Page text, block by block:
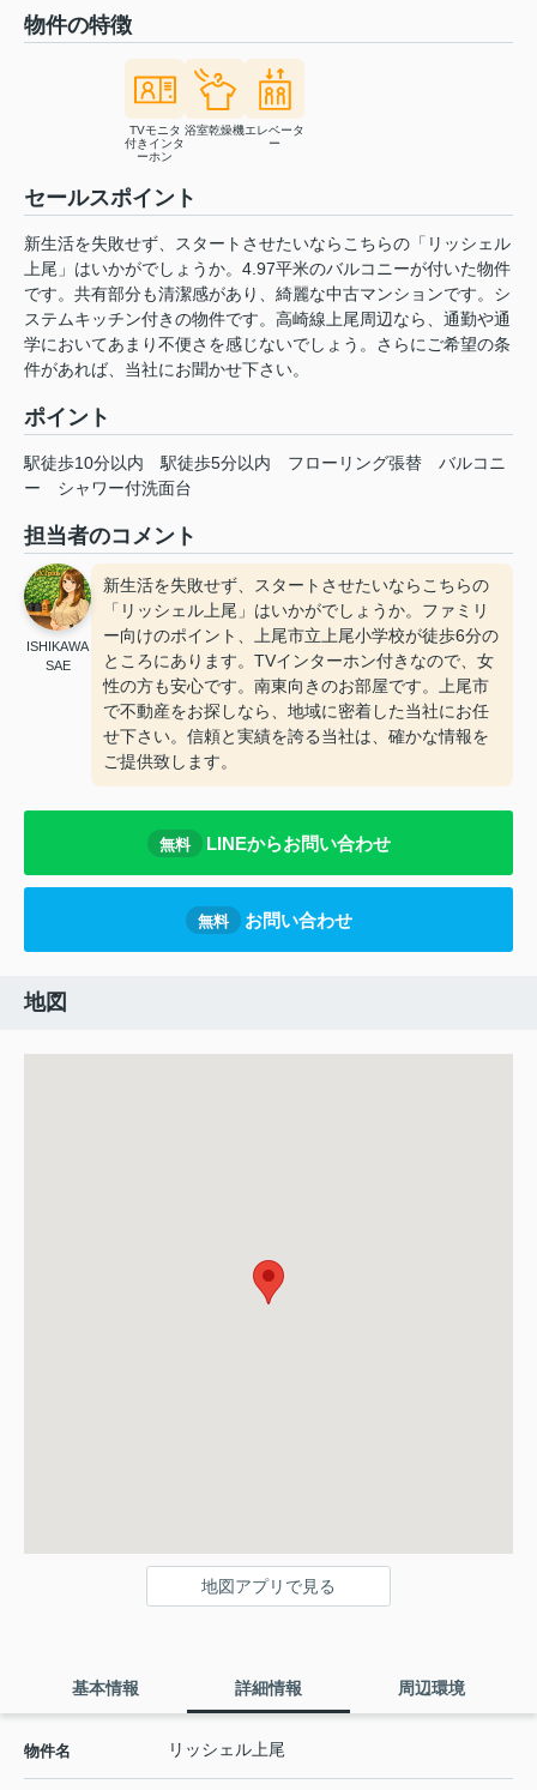
物件の特徴
TVモニタ
付きインタ
ーホン
浴室乾燥機エレベータ
ー
セールスポイント
新生活を失敗せず、スタートさせたいならこちらの「リッシェル
上尾」はいかがでしょうか。4.97平米のバルコニーが付いた物件
です。共有部分も清潔感があり、綺麗な中古マンションです。シ
ステムキッチン付きの物件です。高崎線上尾周辺なら、通勤や通
学においてあまり不便さを感じないでしょう。さらにご希望の条
件があれば、当社にお聞かせ下さい。
ポイント
駅徒歩10分以内 駅徒歩5分以内 フローリング張替
バルコニ
ー
シャワー付洗面台
担当者のコメント
ISHIKAWA
SAE
新生活を失敗せず、スタートさせたいならこちらの
「リッシェル上尾」はいかがでしょうか。ファミリ
ー向けのポイント、上尾市立上尾小学校が徒歩6分の
ところにあります。TVインターホン付きなので、女
性の方も安心です。南東向きのお部屋です。上尾市
で不動産をお探しなら、地域に密着した当社にお任
せ下さい。信頼と実績を誇る当社は、確かな情報を
ご提供致します。
無料 LINEからお問い合わせ
無料 お問い合わせ
地図
地図アプリで見る
基本情報 詳細情報 周辺環境
物件名 リッシェル上尾